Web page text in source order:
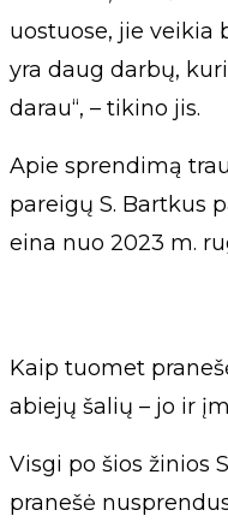
uostuose, jie veikia
yra daug darbų,
darau“, – tikino jis.
Apie sprendimą
pareigų S. Bartkus
eina nuo 2023 m.
Kaip tuomet
abiejų šalių – jo ir
Visgi po šios žinios
pranešė